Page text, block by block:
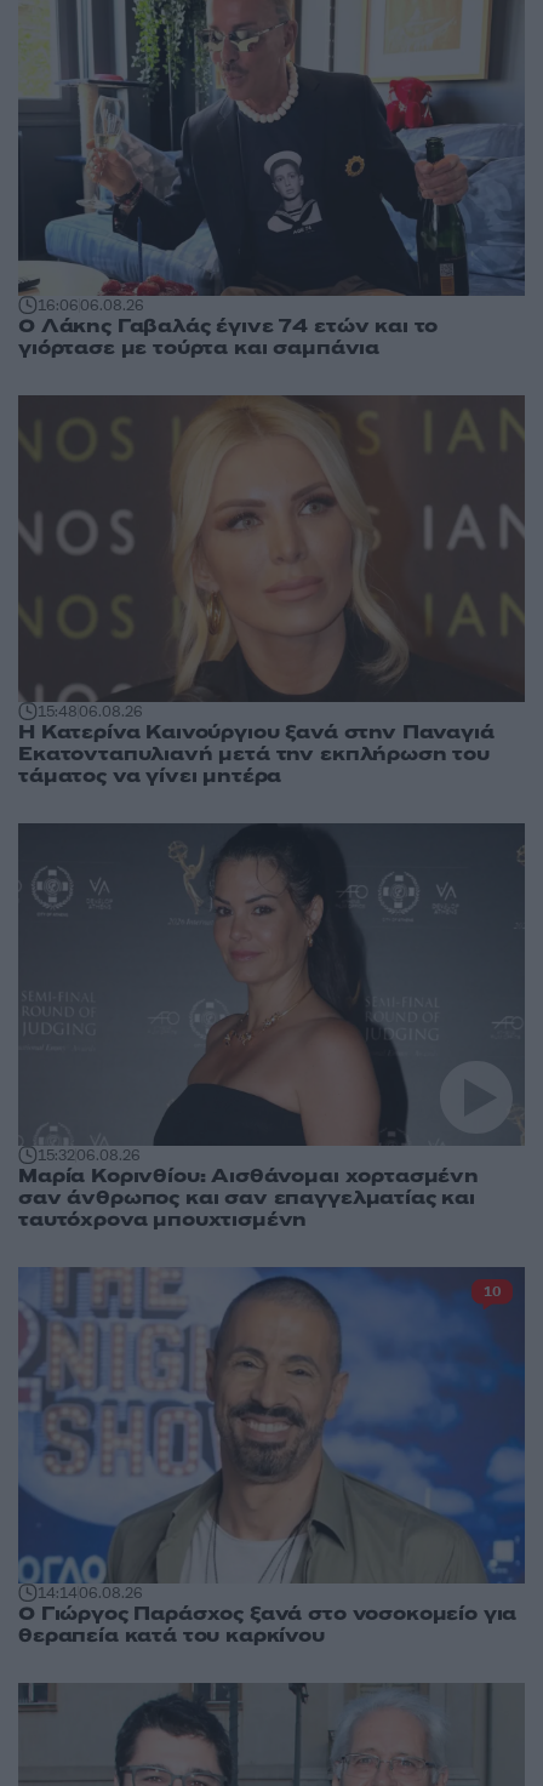
16:0606.08.26
Ο Λάκης Γαβαλάς έγινε 74 ετών και το
γιόρτασε με τούρτα και σαμπάνια
15:4806.08.26
Η Κατερίνα Καινούργιου ξανά στην Παναγιά
Εκατονταπυλιανή μετά την εκπλήρωση του
τάματος να γίνει μητέρα
15:3206.08.26
Μαρία Κορινθίου: Αισθάνομαι χορτασμένη
σαν άνθρωπος και σαν επαγγελματίας και
ταυτόχρονα μπουχτισμένη
14:1406.08.26
O Γιώργος Παράσχος ξανά στο νοσοκομείο για
θεραπεία κατά του καρκίνου
10